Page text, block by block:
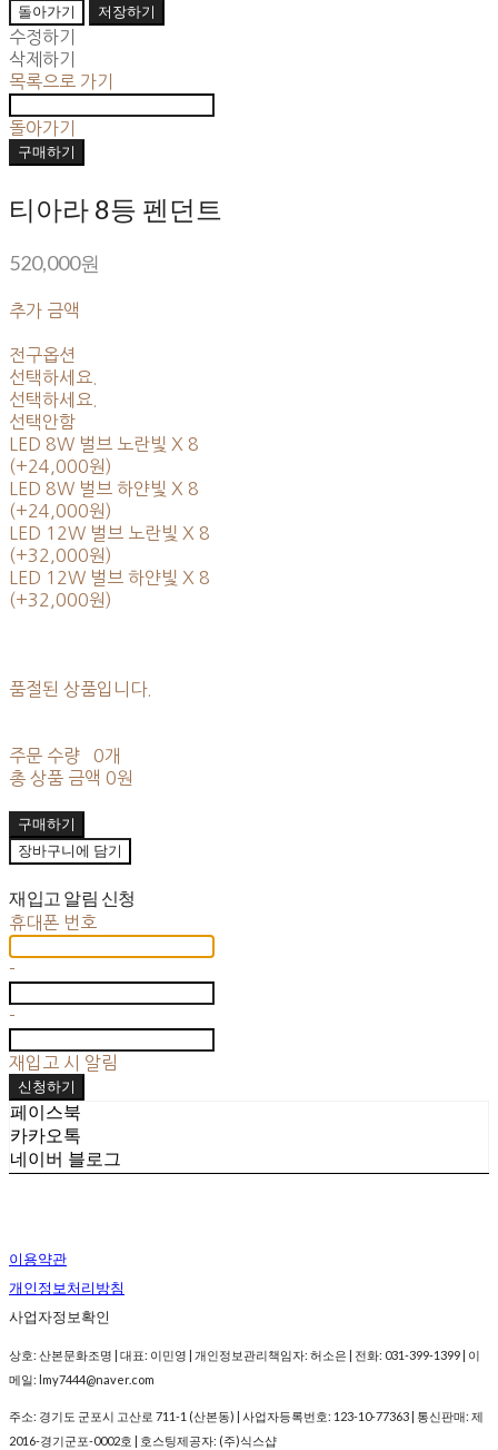
돌아가기
저장하기
수정하기
삭제하기
목록으로 가기
돌아가기
구매하기
티아라 8등 펜던트
520,000원
추가 금액
전구옵션
선택하세요.
선택하세요.
선택안함
LED 8W 벌브 노란빛 X 8
(+24,000원)
LED 8W 벌브 하얀빛 X 8
(+24,000원)
LED 12W 벌브 노란빛 X 8
(+32,000원)
LED 12W 벌브 하얀빛 X 8
(+32,000원)
품절된 상품입니다.
주문 수량
0개
총 상품 금액 0원
구매하기
장바구니에 담기
재입고 알림 신청
휴대폰 번호
-
-
재입고 시 알림
신청하기
페이스북
카카오톡
네이버 블로그
이용약관
개인정보처리방침
사업자정보확인
상호: 산본문화조명 | 대표: 이민영 | 개인정보관리책임자: 허소은 | 전화: 031-399-1399 | 이
메일: lmy7444@naver.com
주소: 경기도 군포시 고산로 711-1 (산본동) | 사업자등록번호: 123-10-77363 | 통신판매: 제
2016-경기군포-0002호 | 호스팅제공자: (주)식스샵